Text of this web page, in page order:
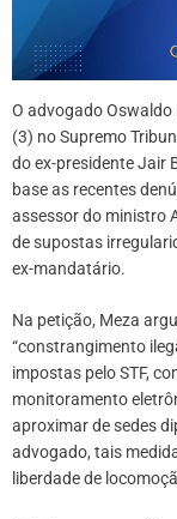
O advogado
(3) no Supremo
do ex-presidente Jair
base as recentes
assessor do ministro
de supostas
ex-mandatário.
Na petição, Meza
“constrangimento
impostas pelo STF,
monitoramento
aproximar de sedes
advogado, tais
liberdade de